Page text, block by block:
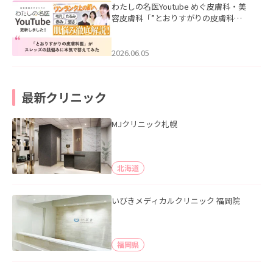
わたしの名医Youtube めぐ皮膚科・美
容皮膚科「”とおりすがりの皮膚科
2026.06.05
最新クリニック
MJクリニック札幌
北海道
いびきメディカルクリニック 福岡院
福岡県